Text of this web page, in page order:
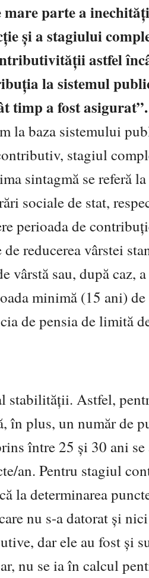
parte a
și a stagiului
astfel
la sistemul
timp a fost asigurat”.
la baza sistemului
stagiul
sintagmă se referă
sociale de stat,
perioada de
reducerea vârstei
sau, după caz,
minimă (15 ani)
de pensia de limită
stabilității. Astfel,
în plus, un număr de
între 25 și 30 ani se
an. Pentru stagiul
la determinarea
nu s-a datorat și
dar ele au fost și
nu se ia în calcul